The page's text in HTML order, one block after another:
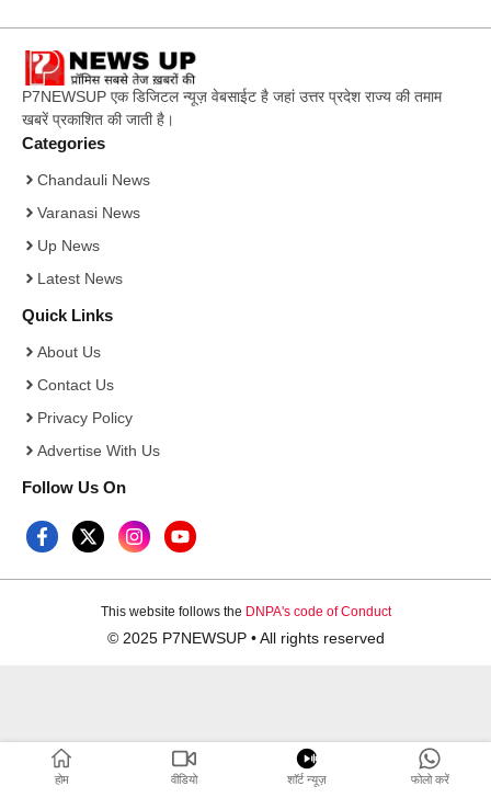
P7NEWSUP एक डिजिटल न्यूज़ वेबसाईट है जहां उत्तर प्रदेश राज्य की तमाम
खबरें प्रकाशित की जाती है।
Categories
Chandauli News
Varanasi News
Up News
Latest News
Quick Links
About Us
Contact Us
Privacy Policy
Advertise With Us
Follow Us On
This website follows the DNPA's code of Conduct
© 2025 P7NEWSUP • All rights reserved
होम वीडियो शाॅर्ट न्यूज़ फोलो करें